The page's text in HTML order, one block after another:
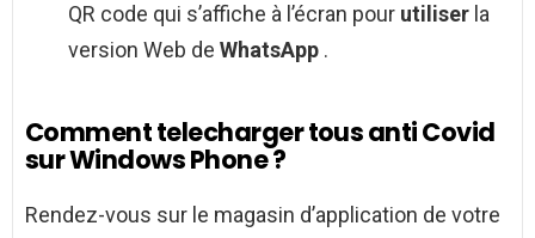
QR code qui s’affiche à l’écran pour utiliser la
version Web de WhatsApp .
Comment telecharger tous anti Covid
sur Windows Phone ?
Rendez-vous sur le magasin d’application de votre